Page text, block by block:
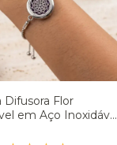
Difusora Flor
em Aço Inoxidável